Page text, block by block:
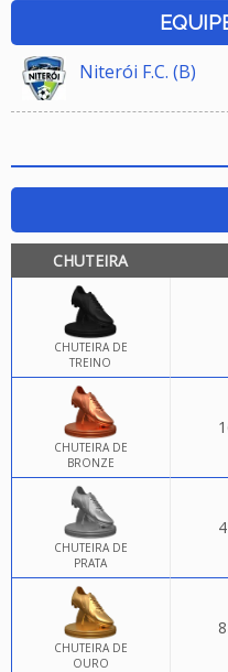
Niterói F.C. (B)
CHUTEIRA
CHUTEIRA DE
TREINO
CHUTEIRA DE
BRONZE
CHUTEIRA DE
PRATA
CHUTEIRA DE
OURO